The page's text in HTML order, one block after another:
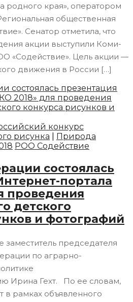
родного края», оператором
общественная
Сенатор отметила, что
акции выступили Коми-
«Содействие». Цель акции —
движения в России […]
конкурс
рисунка
Природа
РОО Содействие
состоялась
портала
проведения
детского
и фотографий
председателя
по аграрно-
Ирина Гехт. По ее словам,
в рамках объявленного